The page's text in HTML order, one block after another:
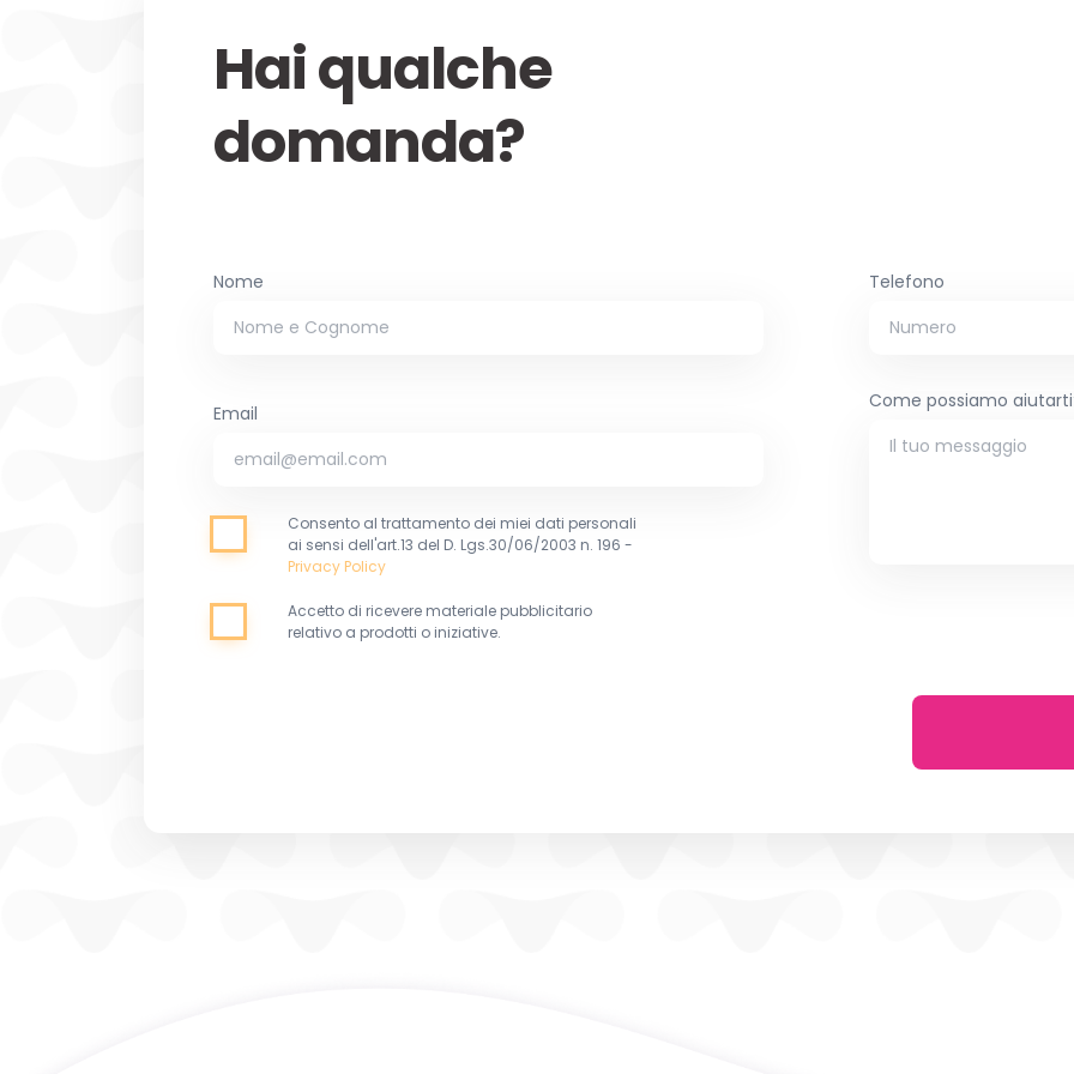
Hai qualche
domanda?
Nome Telefono
Email
Come possiamo
Consento al trattamento dei miei dati personali
ai sensi dell'art.13 del D. Lgs.30/06/2003 n. 196 -
Privacy Policy
Accetto di ricevere materiale pubblicitario
relativo a prodotti o iniziative.